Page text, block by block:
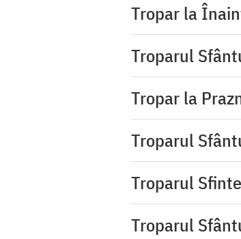
Tropar la
Troparul
Tropar la
Troparul
Troparul
Troparul